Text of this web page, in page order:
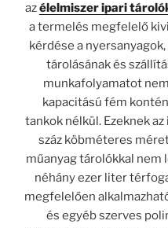
azélelmiszer ipari
a termelés megfelelő
kérdése a
tárolásának és
munkafolyamatot
kapacitású fém
tankok nélkül. Ezeknek
száz köbméteres
műanyag tárolókkal nem
néhány ezer liter
megfelelően
és egyéb szerves